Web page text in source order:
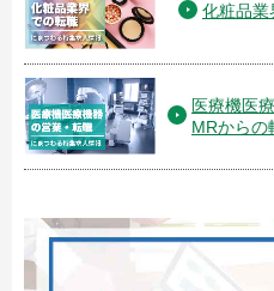
化粧品業
医療機医
MRからの